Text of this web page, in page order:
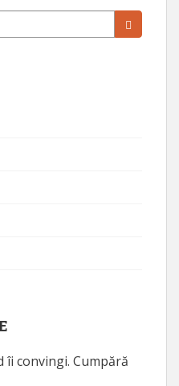
îi convingi. Cumpără